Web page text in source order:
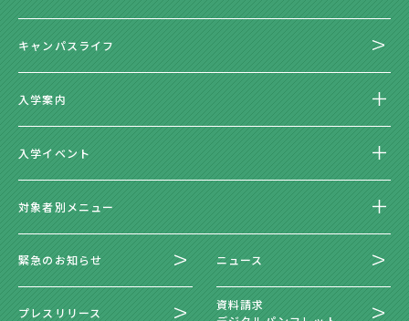
キャンパスライフ
入学案内
入学イベント
対象者別メニュー
緊急のお知らせ ニュース
プレスリリース
資料請求